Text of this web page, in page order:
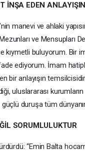
İNŞA EDEN
manevi ve ahlaki
ve Mensupları
kıymetli buluyorum. Bir
ediyorum. İmam
bir anlayışın
uluslararası
duruşa tüm
SORUMLULUKTUR
“Emin Balta